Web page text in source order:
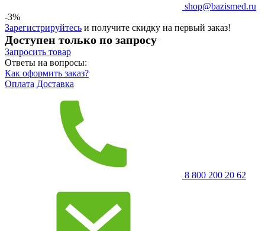
shop@bazismed.ru
-3%
Зарегистрируйтесь и получите скидку на первый заказ!
Доступен только по запросу
Запросить товар
Ответы на вопросы:
Как оформить заказ?
Оплата Доставка
8 800 200 20 62